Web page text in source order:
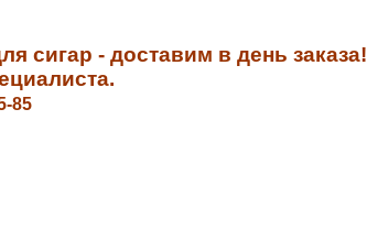
сигар - доставим в день заказа!
.
85